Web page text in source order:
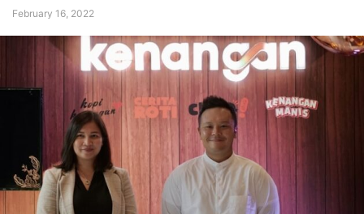
February 16, 2022